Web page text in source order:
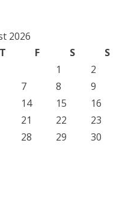
2026
T F S
S
1
2
7 8
9
14 15
16
21 22
23
28 29
30